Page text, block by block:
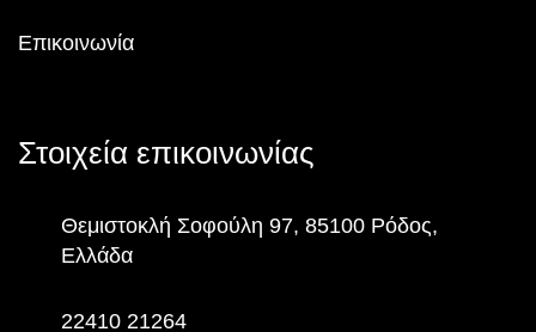
Επικοινωνία
Στοιχεία επικοινωνίας
Θεμιστοκλή Σοφούλη 97, 85100 Ρόδος,
Ελλάδα
22410 21264